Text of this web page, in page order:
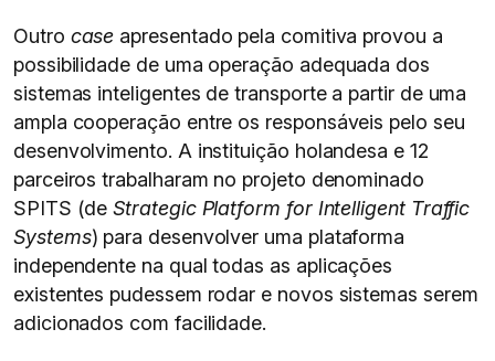
Outro case apresentado pela comitiva provou a
possibilidade de uma operação adequada dos
sistemas inteligentes de transporte a partir de uma
ampla cooperação entre os responsáveis pelo seu
desenvolvimento. A instituição holandesa e 12
parceiros trabalharam no projeto denominado
SPITS (deStrategic Platform for Intelligent Traffic
Systems) para desenvolver uma plataforma
independente na qual todas as aplicações
existentes pudessem rodar e novos sistemas serem
adicionados com facilidade.